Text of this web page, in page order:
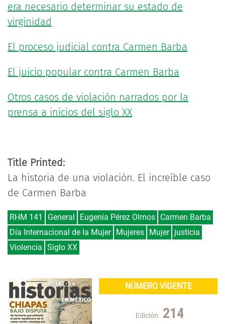
era necesario determinar su estado de
virginidad
El proceso judicial contra Carmen Barba
El juicio popular contra Carmen Barba
Otros casos de violación narrados por la
prensa a inicios del siglo XX
Title Printed:
La historia de una violación. El increíble caso
de Carmen Barba
RHM 141 General Eugenia Pérez Olmos Carmen Barba
Día Internacional de la Mujer Mujeres Mujer justicia
Violencia Siglo XX
NÚMERO VIGENTE
Edición 214